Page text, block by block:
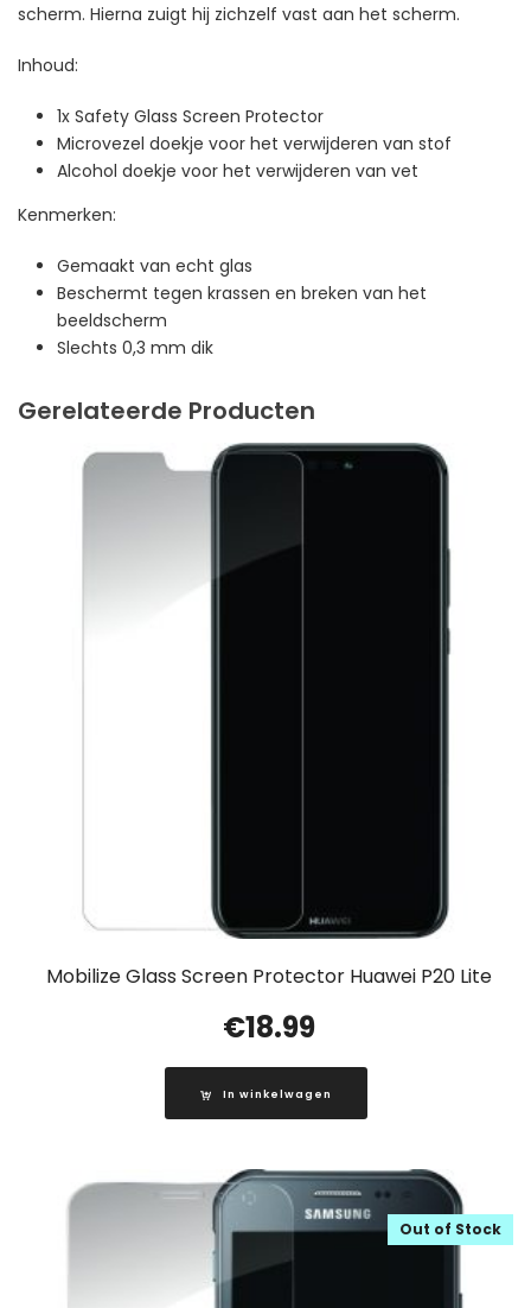
scherm. Hierna zuigt hij zichzelf vast aan het scherm.
Inhoud:
1x Safety Glass Screen Protector
Microvezel doekje voor het verwijderen van stof
Alcohol doekje voor het verwijderen van vet
Kenmerken:
Gemaakt van echt glas
Beschermt tegen krassen en breken van het
beeldscherm
Slechts 0,3 mm dik
Gerelateerde Producten
Mobilize Glass Screen Protector Huawei P20 Lite
€18.99
In winkelwagen
Out of Stock